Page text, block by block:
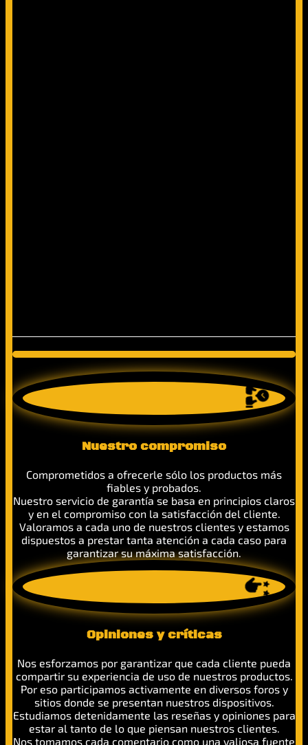
Nuestro compromiso
Comprometidos a ofrecerle sólo los productos más
fiables y probados.
Nuestro servicio de garantía se basa en principios claros
y en el compromiso con la satisfacción del cliente.
Valoramos a cada uno de nuestros clientes y estamos
dispuestos a prestar tanta atención a cada caso para
garantizar su máxima satisfacción.
Opiniones y críticas
Nos esforzamos por garantizar que cada cliente pueda
compartir su experiencia de uso de nuestros productos.
Por eso participamos activamente en diversos foros y
sitios donde se presentan nuestros dispositivos.
Estudiamos detenidamente las reseñas y opiniones para
estar al tanto de lo que piensan nuestros clientes.
Nos tomamos cada comentario como una valiosa fuente